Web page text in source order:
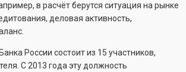
в расчёт берутся ситуация на рынке
деловая активность,
России состоит из 15 участников,
С 2013 года эту должность